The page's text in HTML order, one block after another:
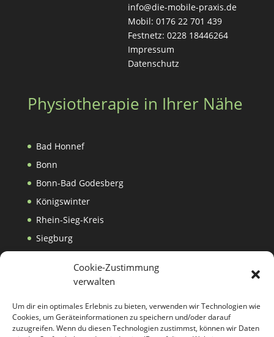
Cookie-Zustimmung
verwalten
Um dir ein optimales Erlebnis zu bieten, verwenden wir Technologien wie
Cookies, um Geräteinformationen zu speichern und/oder darauf
zuzugreifen. Wenn du diesen Technologien zustimmst, können wir Daten
info@die-mobile-praxis.de
Mobil: 0176 22 701 439
Festnetz: 0228 18446264
Impressum
Datenschutz
Physiotherapie in Ihrer Nähe
Bad Honnef
Bonn
Bonn-Bad Godesberg
Königswinter
Rhein-Sieg-Kreis
Siegburg